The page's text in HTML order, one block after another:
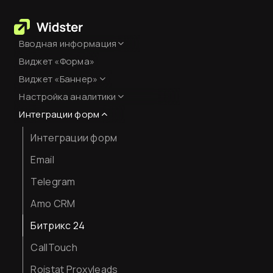
Вводная информация
База знаний
Оплата сервиса
Код виджета
Вставка кода на сайт
Виджет «Форма»
Виджет «Баннер»
Оформление
Настройка аналитики
Настройка Яндекс.Метрики
JavaScript-события для
целей
Как смотреть аналитику
Интеграции форм
Интеграции форм
Email
Telegram
Amo CRM
Битрикс 24
CallTouch
Roistat Proxyleads